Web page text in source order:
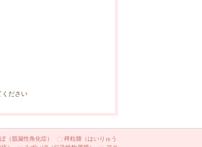
ください
（脂漏性角化症）
稗粒腫（はいりゅう